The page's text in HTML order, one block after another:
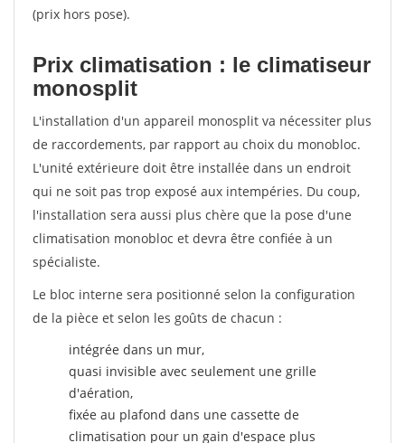
(prix hors pose).
Prix climatisation : le climatiseur
monosplit
L'installation d'un appareil monosplit va nécessiter plus
de raccordements, par rapport au choix du monobloc.
L'unité extérieure doit être installée dans un endroit
qui ne soit pas trop exposé aux intempéries. Du coup,
l'installation sera aussi plus chère que la pose d'une
climatisation monobloc et devra être confiée à un
spécialiste.
Le bloc interne sera positionné selon la configuration
de la pièce et selon les goûts de chacun :
intégrée dans un mur,
quasi invisible avec seulement une grille
d'aération,
fixée au plafond dans une cassette de
climatisation pour un gain d'espace plus